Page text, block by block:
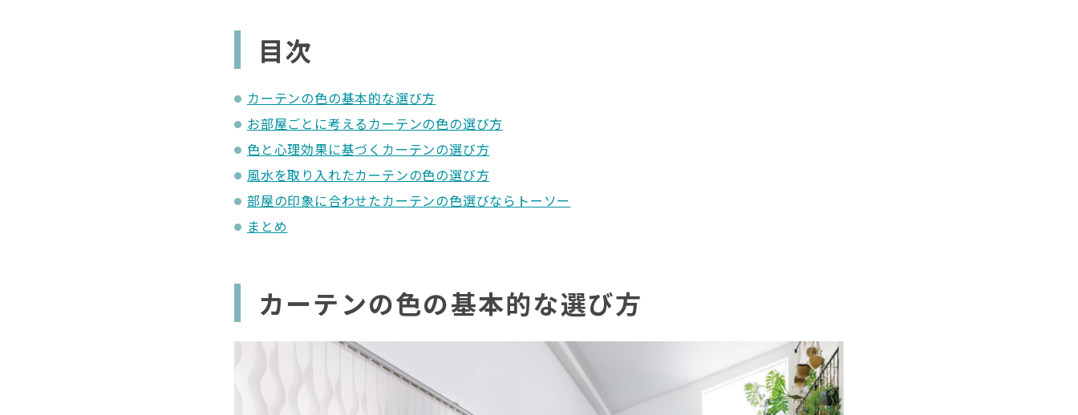
目次
カーテンの色の基本的な選び方
お部屋ごとに考えるカーテンの色の選び方
色と心理効果に基づくカーテンの選び方
風水を取り入れたカーテンの色の選び方
部屋の印象に合わせたカーテンの色選びならトーソー
まとめ
カーテンの色の基本的な選び方